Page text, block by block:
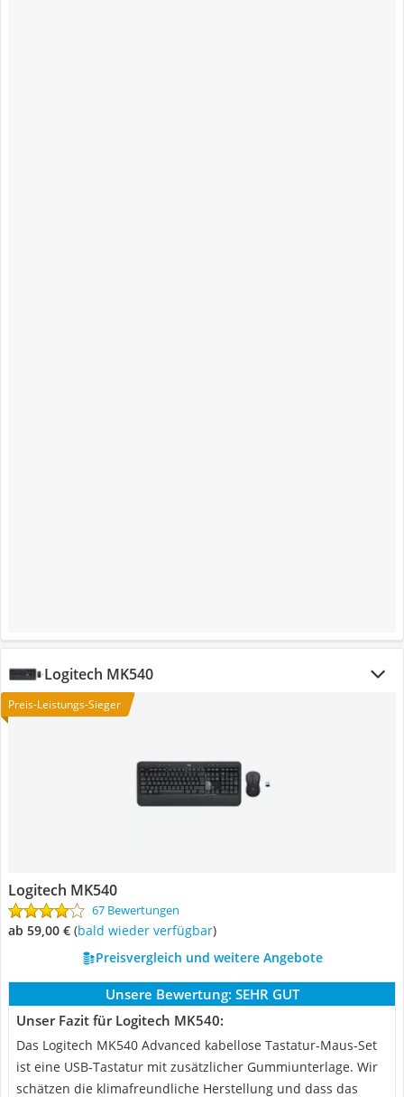
Logitech MK540
Preis-Leistungs-Sieger
Logitech MK540
67 Bewertungen
ab 59,00 € ( Bald wieder verfügbar)
Preisvergleich und weitere Angebote
Unsere Bewertung: SEHR GUT
Unser Fazit für Logitech MK540:
Das Logitech MK540 Advanced kabellose Tastatur-Maus-Set
ist eine USB-Tastatur mit zusätzlicher Gummiunterlage. Wir
schätzen die klimafreundliche Herstellung und dass das